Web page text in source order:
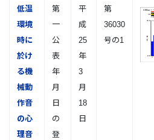
低温
環境
時に
於け
る機
械動
作音
の心
理音
第
一
公
表
年
月
日
の
登
平
成
25
年
3
月
18
日
第
36030
号の1